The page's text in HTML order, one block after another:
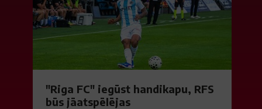
"Riga FC" iegūst handikapu, RFS
būs jāatspēlējas